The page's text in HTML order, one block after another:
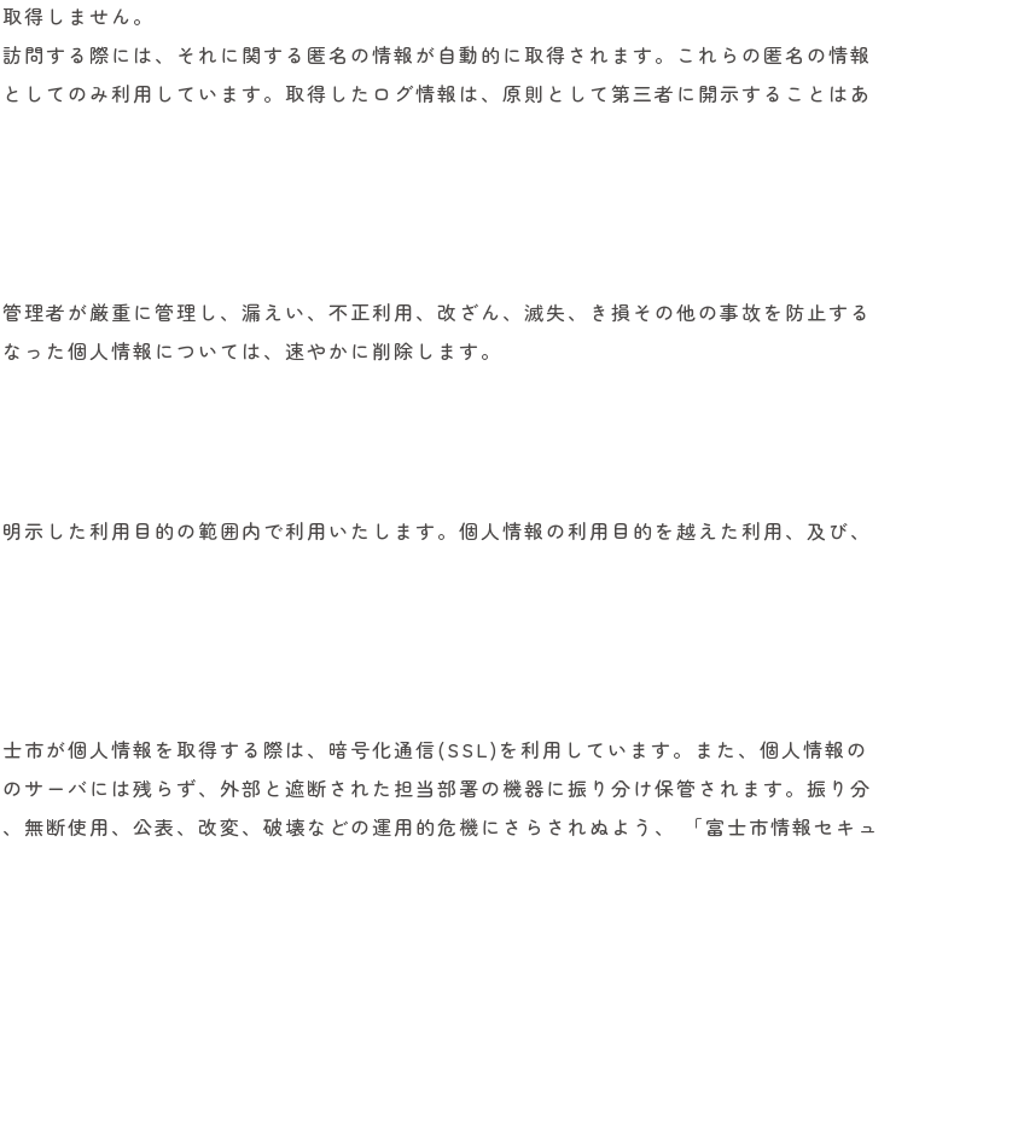
得しません。
問する際には、それに関する匿名の情報が自動的に取得されます。これらの匿名の情報
してのみ利用しています。取得したログ情報は、原則として第三者に開示することはあ
理者が厳重に管理し、漏えい、不正利用、改ざん、滅失、き損その他の事故を防止する
った個人情報については、速やかに削除します。
示した利用目的の範囲内で利用いたします。個人情報の利用目的を越えた利用、及び、
市が個人情報を取得する際は、暗号化通信(SSL)を利用しています。また、個人情報の
サーバには残らず、外部と遮断された担当部署の機器に振り分け保管されます。振り分
無断使用、公表、改変、破壊などの運用的危機にさらされぬよう、 「富士市情報セキュ